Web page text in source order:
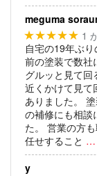
meguma
★★★★★ 1
自宅の19年ぶり
前の塗装で数社
グルッと見て回
近くかけて見て
ありました。
の補修にも相談
た。
営業の方
任せすること …
y